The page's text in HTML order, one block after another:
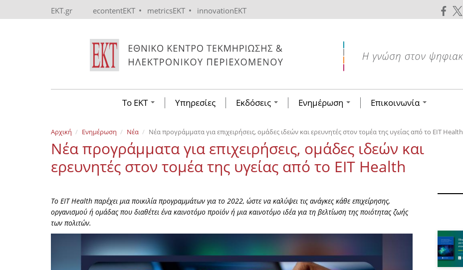
EKT.gr econtentEKT • metricsEKT • innovationEKT
Το ΕΚΤ Υπηρεσίες Εκδόσεις Ενημέρωση Επικοινωνία
Αρχική Ενημέρωση Νέα Νέα προγράμματα για επιχειρήσεις, ομάδες ιδεών και ερευνητές στον τομέα της υγείας από το EIT Health
Νέα προγράμματα για επιχειρήσεις, ομάδες ιδεών και
ερευνητές στον τομέα της υγείας από το EIT Health
Το EIT Health παρέχει μια ποικιλία προγραμμάτων για το 2022, ώστε να καλύψει τις ανάγκες κάθε επιχείρησης,
οργανισμού ή ομάδας που διαθέτει ένα καινοτόμο προϊόν ή μια καινοτόμο ιδέα για τη βελτίωση της ποιότητας ζωής
των πολιτών.